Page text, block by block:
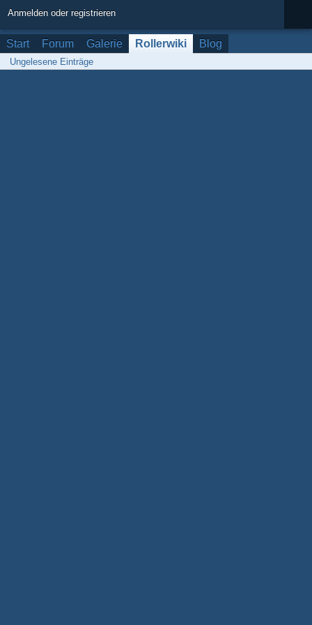
Anmelden oder registrieren
Start Forum Galerie Rollerwiki Blog
Ungelesene Einträge